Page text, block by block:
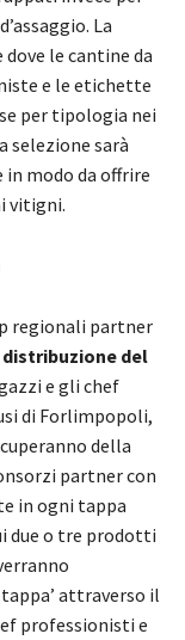
La
le cantine da
e le etichette
per tipologia nei
selezione sarà
modo da offrire
vitigni.
regionali partner
distribuzione del
e gli chef
di Forlimpopoli,
della
partner con
in ogni tappa
due o tre prodotti
attraverso il
professionisti e